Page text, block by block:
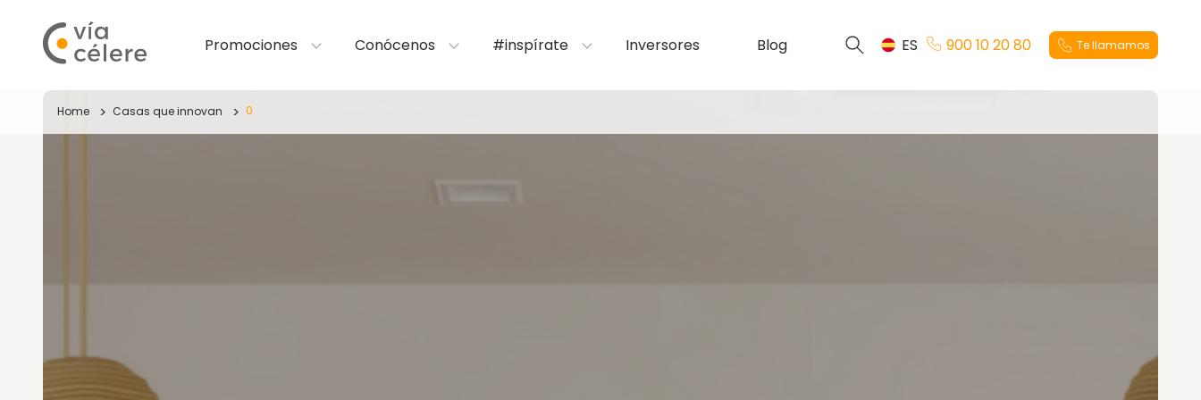
Promociones Conócenos #inspírate Inversores Blog ES 900 10 20 80 Te llamamos
Home Casas que innovan 0